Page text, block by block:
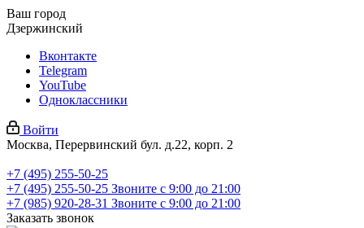
Ваш город
Дзержинский
Вконтакте
Telegram
YouTube
Одноклассники
Войти
Москва, Перервинский бул. д.22, корп. 2
+7 (495) 255-50-25
+7 (495) 255-50-25 Звоните с 9:00 до 21:00
+7 (985) 920-28-31 Звоните с 9:00 до 21:00
Заказать звонок